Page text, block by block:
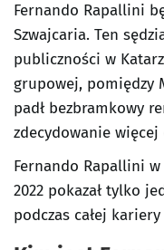
Fernando Rapallini
Szwajcaria. Ten
publiczności w
grupowej, pomiędzy
padł bezbramkowy
zdecydowanie więcej
Fernando Rapallini
2022 pokazał tylko
podczas całej